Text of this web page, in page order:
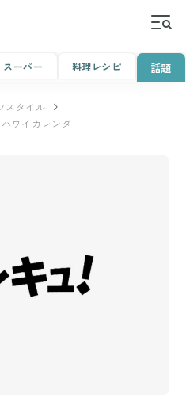
スーパー 料理レシピ 話題
スタイル
ワイカレンダー